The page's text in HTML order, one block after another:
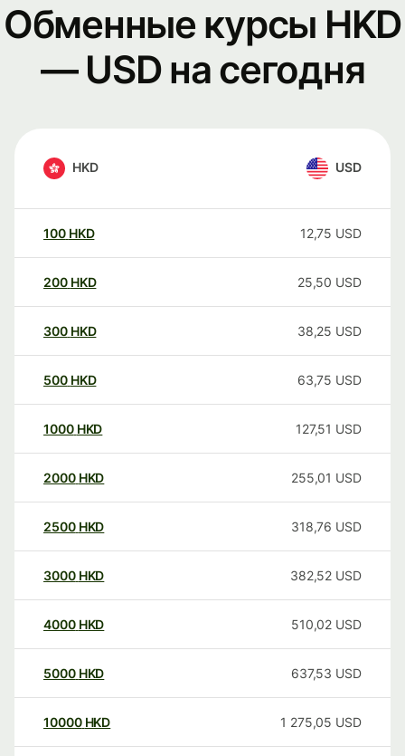
Обменные курсы HKD
— USD на сегодня
HKD USD
100 HKD 12,75 USD
200 HKD 25,50 USD
300 HKD 38,25 USD
500 HKD 63,75 USD
1000 HKD 127,51 USD
2000 HKD 255,01 USD
2500 HKD 318,76 USD
3000 HKD 382,52 USD
4000 HKD 510,02 USD
5000 HKD 637,53 USD
10000 HKD 1 275,05 USD